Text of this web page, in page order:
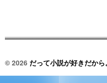
© 2026 だって小説が好きだから。